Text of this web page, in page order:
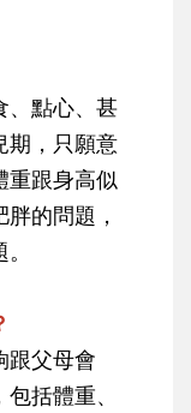
、點心、甚
期，只願意
重跟身高似
的問題，
跟父母會
括體重、